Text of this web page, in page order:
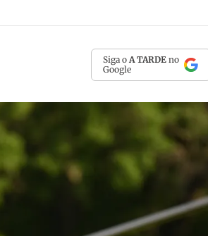
Siga o A TARDE no
Google